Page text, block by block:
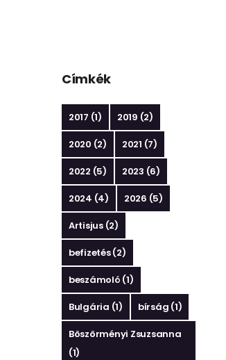
Címkék
2017 (1) 2019 (2)
2020 (2) 2021 (7)
2022 (5) 2023 (6)
2024 (4) 2026 (5)
Artisjus(2)
befizetés(2)
beszámoló (1)
Bulgária (1) bírság (1)
Böszörményi Zsuzsanna
(1)